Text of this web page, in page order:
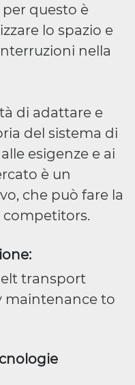
questo è
lo spazio e
nella
di adattare e
del sistema di
esigenze e ai
è un
che può fare la
transport
maintenance to